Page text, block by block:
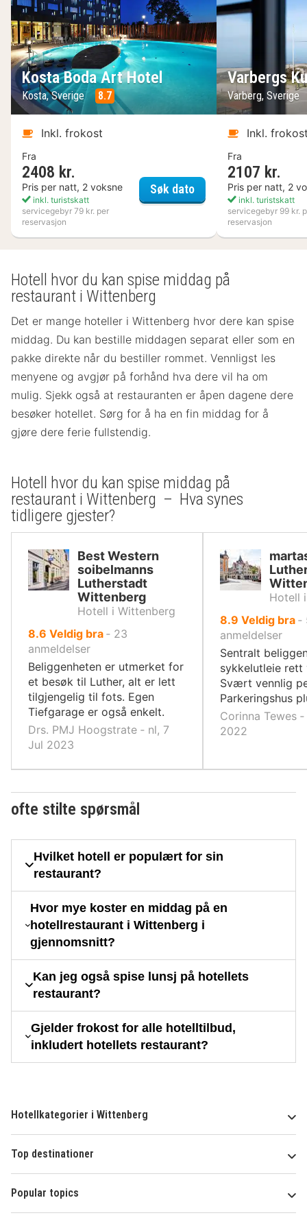
Kosta Boda Art Hotel
Kosta, Sverige 8.7
Inkl. frokost
Fra
2408 kr.
Pris per natt, 2 voksne
inkl. turistskatt
servicegebyr 79 kr. per
reservasjon
Søk datoKosta Boda Art Hotel
Varbergs
Varberg, Sverige
Inkl.
Fra
2107 kr.
Pris per natt, 2
inkl. turistskatt
servicegebyr 99 kr.
reservasjon
Hotell hvor du kan spise middag på
restaurant i Wittenberg
Det er mange hoteller i Wittenberg hvor dere kan spise
middag. Du kan bestille middagen separat eller som en
pakke direkte når du bestiller rommet. Vennligst les
menyene og avgjør på forhånd hva dere vil ha om
mulig. Sjekk også at restauranten er åpen dagene dere
besøker hotellet. Sørg for å ha en fin middag for å
gjøre dere ferie fullstendig.
Hotell hvor du kan spise middag på
restaurant i Wittenberg – Hva synes
tidligere gjester?
Best Western
soibelmanns
Lutherstadt
Wittenberg
Hotell i Wittenberg
8.6 av
10,
Veldig bra ‐ 23
anmeldelser
Beliggenheten er utmerket for
et besøk til Luther, alt er lett
tilgjengelig til fots. Egen
Tiefgarage er også enkelt.
Drs. PMJ Hoogstrate ‐ nl, 7
Jul 2023
Hotell
8.9 av
10,
Veldig bra ‐
anmeldelser
Sentralt
sykkelutleie rett
Svært vennlig
Parkeringshus
Corinna Tewes
2022
ofte stilte spørsmål
Hvilket hotell er populært for sin
restaurant?
Hvor mye koster en middag på en
hotellrestaurant i Wittenberg i
gjennomsnitt?
Kan jeg også spise lunsj på hotellets
restaurant?
Gjelder frokost for alle hotelltilbud,
inkludert hotellets restaurant?
Hotellkategorier i Wittenberg
Top destinationer
Popular topics